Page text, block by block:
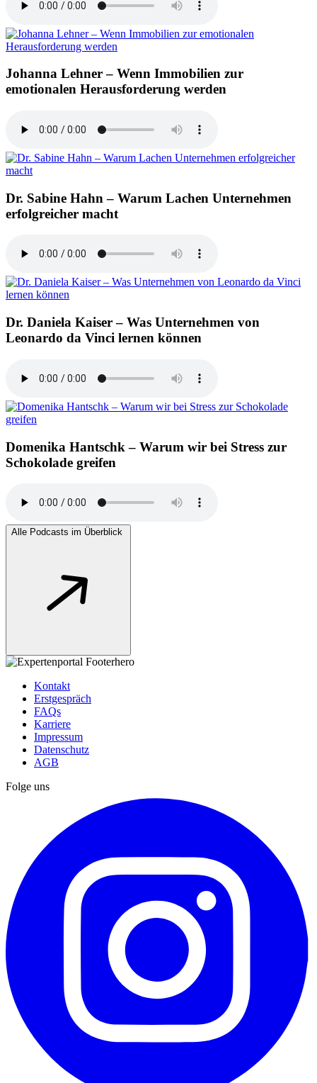
Johanna Lehner – Wenn Immobilien zur
emotionalen Herausforderung werden
Dr. Sabine Hahn – Warum Lachen Unternehmen
erfolgreicher macht
Dr. Daniela Kaiser – Was Unternehmen von
Leonardo da Vinci lernen können
Domenika Hantschk – Warum wir bei Stress zur
Schokolade greifen
Alle Podcasts im Überblick
Kontakt
Erstgespräch
FAQs
Karriere
Impressum
Datenschutz
AGB
Folge uns